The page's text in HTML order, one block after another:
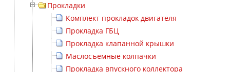
Прокладки
Комплект прокладок двигателя
Прокладка ГБЦ
Прокладка клапанной крышки
Маслосъемные колпачки
Прокладка впускного коллектора